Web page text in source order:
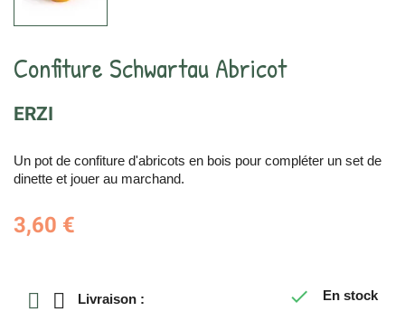
Confiture Schwartau Abricot
ERZI
Un pot de confiture d'abricots en bois pour compléter un set de
dinette et jouer au marchand.
3,60 €
Livraison :  En stock